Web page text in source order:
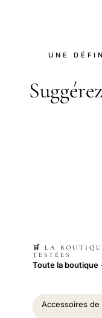
UNE
🛒 LA
TESTÉES
Toute la boutique
Accessoires de